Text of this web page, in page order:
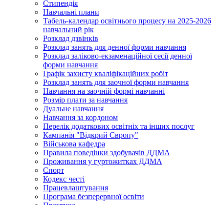
Стипендія
Навчальні плани
Табель-календар освітнього процесу на 2025-2026
навчальний рік
Розклад дзвінків
Розклад занять для денної форми навчання
Розклад заліково-екзаменаційної сесії денної
форми навчання
Графік захисту кваліфікаційних робіт
Розклад занять для заочної форми навчання
Навчання на заочній формі навчанні
Розмір плати за навчання
Дуальне навчання
Навчання за кордоном
Перелік додаткових освітніх та інших послуг
Кампанія "Відкрий Європу"
Військова кафедра
Правила поведінки здобувачів ДДМА
Проживання у гуртожитках ДДМА
Спорт
Кодекс честі
Працевлаштування
Програма безперервної освіти